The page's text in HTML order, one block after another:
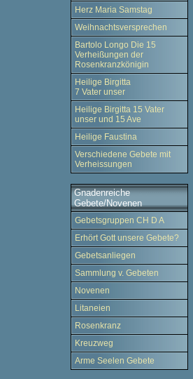
Herz Maria Samstag
Weihnachtsversprechen
Bartolo Longo Die 15
Verheißungen der
Rosenkranzkönigin
Heilige Birgitta
7 Vater unser
Heilige Birgitta 15 Vater
unser und 15 Ave
Heilige Faustina
Verschiedene Gebete mit
Verheissungen
Gnadenreiche
Gebete/Novenen
Gebetsgruppen CH D A
Erhört Gott unsere Gebete?
Gebetsanliegen
Sammlung v. Gebeten
Novenen
Litaneien
Rosenkranz
Kreuzweg
Arme Seelen Gebete